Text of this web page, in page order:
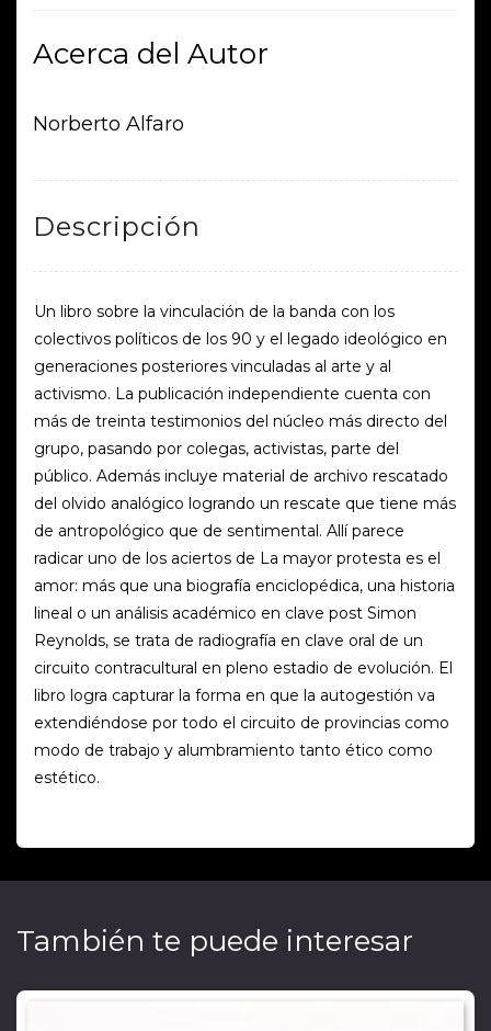
Acerca del Autor
Norberto Alfaro
Descripción
Un libro sobre la vinculación de la banda con los
colectivos políticos de los 90 y el legado ideológico en
generaciones posteriores vinculadas al arte y al
activismo. La publicación independiente cuenta con
más de treinta testimonios del núcleo más directo del
grupo, pasando por colegas, activistas, parte del
público. Además incluye material de archivo rescatado
del olvido analógico logrando un rescate que tiene más
de antropológico que de sentimental. Allí parece
radicar uno de los aciertos de La mayor protesta es el
amor: más que una biografía enciclopédica, una historia
lineal o un análisis académico en clave post Simon
Reynolds, se trata de radiografía en clave oral de un
circuito contracultural en pleno estadio de evolución. El
libro logra capturar la forma en que la autogestión va
extendiéndose por todo el circuito de provincias como
modo de trabajo y alumbramiento tanto ético como
estético.
También te puede interesar